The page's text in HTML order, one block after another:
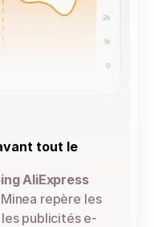
tout le
AliExpress
repère les
publicités e-